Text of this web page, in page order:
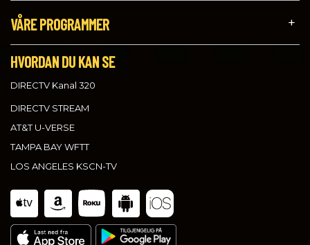
VÅRE PROGRAMMER
HVORDAN DU KAN SE
DIRECTV Kanal 320
DIRECTV STREAM
AT&T U-VERSE
TAMPA BAY WFTT
LOS ANGELES KSCN-TV